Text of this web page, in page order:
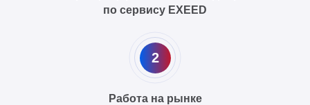
по сервису EXEED
2
Работа на рынке